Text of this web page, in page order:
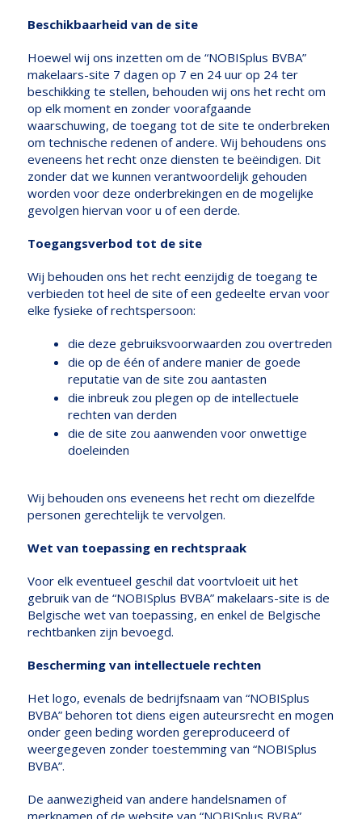
Beschikbaarheid van de site
Hoewel wij ons inzetten om de “NOBISplus BVBA”
makelaars-site 7 dagen op 7 en 24 uur op 24 ter
beschikking te stellen, behouden wij ons het recht om
op elk moment en zonder voorafgaande
waarschuwing, de toegang tot de site te onderbreken
om technische redenen of andere. Wij behoudens ons
eveneens het recht onze diensten te beëindigen. Dit
zonder dat we kunnen verantwoordelijk gehouden
worden voor deze onderbrekingen en de mogelijke
gevolgen hiervan voor u of een derde.
Toegangsverbod tot de site
Wij behouden ons het recht eenzijdig de toegang te
verbieden tot heel de site of een gedeelte ervan voor
elke fysieke of rechtspersoon:
die deze gebruiksvoorwaarden zou overtreden
die op de één of andere manier de goede
reputatie van de site zou aantasten
die inbreuk zou plegen op de intellectuele
rechten van derden
die de site zou aanwenden voor onwettige
doeleinden
Wij behouden ons eveneens het recht om diezelfde
personen gerechtelijk te vervolgen.
Wet van toepassing en rechtspraak
Voor elk eventueel geschil dat voortvloeit uit het
gebruik van de “NOBISplus BVBA” makelaars-site is de
Belgische wet van toepassing, en enkel de Belgische
rechtbanken zijn bevoegd.
Bescherming van intellectuele rechten
Het logo, evenals de bedrijfsnaam van “NOBISplus
BVBA” behoren tot diens eigen auteursrecht en mogen
onder geen beding worden gereproduceerd of
weergegeven zonder toestemming van “NOBISplus
BVBA”.
De aanwezigheid van andere handelsnamen of
merknamen of de website van “NOBISplus BVBA”,